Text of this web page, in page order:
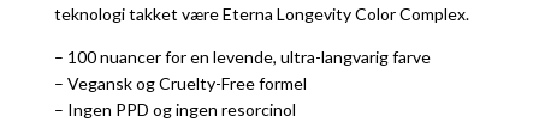
teknologi takket være Eterna Longevity Color Complex.
– 100 nuancer for en levende, ultra-langvarig farve
– Vegansk og Cruelty-Free formel
– Ingen PPD og ingen resorcinol